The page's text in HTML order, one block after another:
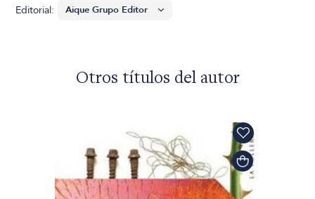
Editorial:
Otros títulos del autor